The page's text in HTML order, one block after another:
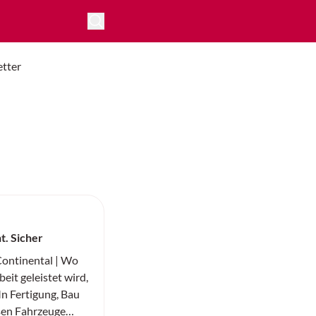
Sicher
| Wo
geleistet wird,
Fertigung, Bau
Fahrzeuge